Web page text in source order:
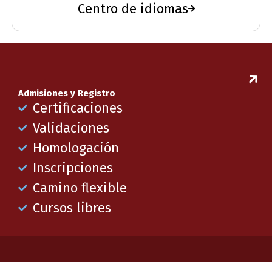
Centro de idiomas
Admisiones y Registro
Certificaciones
Validaciones
Homologación
Inscripciones
Camino flexible
Cursos libres